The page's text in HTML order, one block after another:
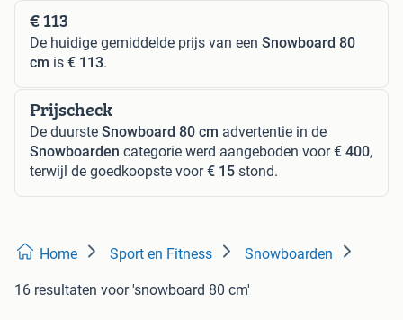
€ 113
De huidige gemiddelde prijs van een Snowboard 80
cm is € 113.
Prijscheck
De duurste Snowboard 80 cm advertentie in de
Snowboarden categorie werd aangeboden voor€ 400,
terwijl de goedkoopste voor€ 15 stond.
Home Sport en Fitness Snowboarden
16 resultaten voor 'snowboard 80 cm'